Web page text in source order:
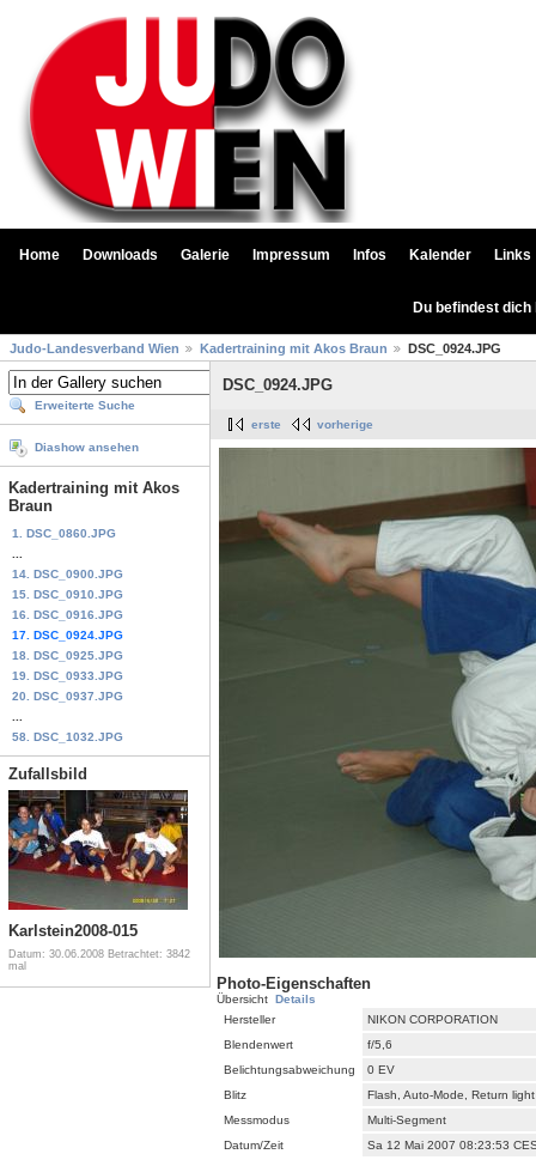
Home Downloads Galerie Impressum Infos Kalender Links
Du befindest
Judo-Landesverband Wien Kadertraining mit Akos Braun DSC_0924.JPG
Erweiterte Suche
Diashow ansehen
Kadertraining mit Akos
Braun
1. DSC_0860.JPG
14. DSC_0900.JPG
15. DSC_0910.JPG
16. DSC_0916.JPG
17. DSC_0924.JPG
18. DSC_0925.JPG
19. DSC_0933.JPG
20. DSC_0937.JPG
58. DSC_1032.JPG
Zufallsbild
Karlstein2008-015
Datum: 30.06.2008 Betrachtet: 3842
mal
DSC_0924.JPG
erste vorherige
Photo-Eigenschaften
Übersicht Details
Hersteller
NIKON CORPORATION
Blendenwert
f/5,6
Belichtungsabweichung
0 EV
Blitz
Flash, Auto-Mode, Return
Messmodus
Multi-Segment
Datum/Zeit
Sa 12 Mai 2007 08:23:53